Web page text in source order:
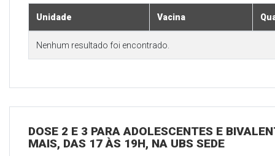
Unidade Vacina
Nenhum resultado foi encontrado.
DOSE 2 E 3 PARA ADOLESCENTES E
MAIS, DAS 17 ÀS 19H, NA UBS SEDE